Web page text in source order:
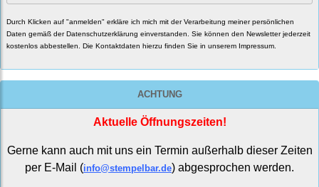
Durch Klicken auf "anmelden" erkläre ich mich mit der Verarbeitung meiner persönlichen
Daten gemäß der Datenschutzerklärung einverstanden. Sie können den Newsletter jederzeit
kostenlos abbestellen. Die Kontaktdaten hierzu finden Sie in unserem Impressum.
ACHTUNG
Aktuelle Öffnungszeiten!
Gerne kann auch mit uns ein Termin außerhalb dieser Zeiten
per E-Mail (info@stempelbar.de) abgesprochen werden.